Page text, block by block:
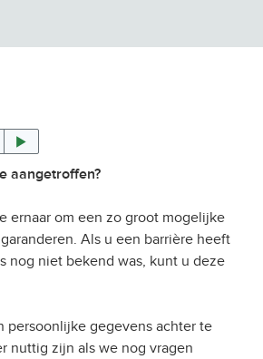
aangetroffen?
ernaar om een zo groot mogelijke
Als u een barrière heeft
nog niet bekend was, kunt u deze
persoonlijke gegevens achter te
nuttig zijn als we nog vragen